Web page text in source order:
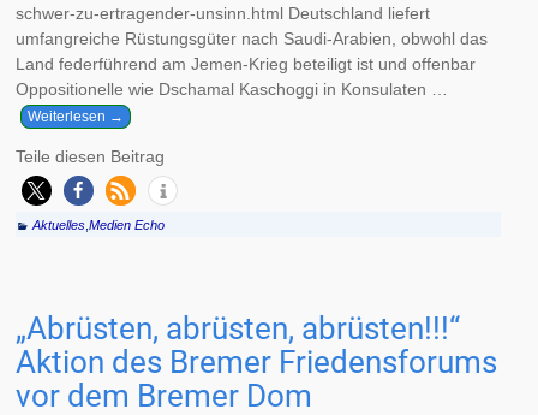
schwer-zu-ertragender-unsinn.html Deutschland liefert
umfangreiche Rüstungsgüter nach Saudi-Arabien, obwohl das
Land federführend am Jemen-Krieg beteiligt ist und offenbar
Oppositionelle wie Dschamal Kaschoggi in Konsulaten …
Weiterlesen →
Teile diesen Beitrag
Aktuelles, Medien Echo
„Abrüsten, abrüsten, abrüsten!!!“
Aktion des Bremer Friedensforums
vor dem Bremer Dom